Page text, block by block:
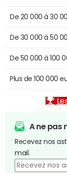
De 20 000 à 30
De 30 000 à 50
De 50 000 à 100
Plus de 100 000
A ne pas
Recevez nos
mail.